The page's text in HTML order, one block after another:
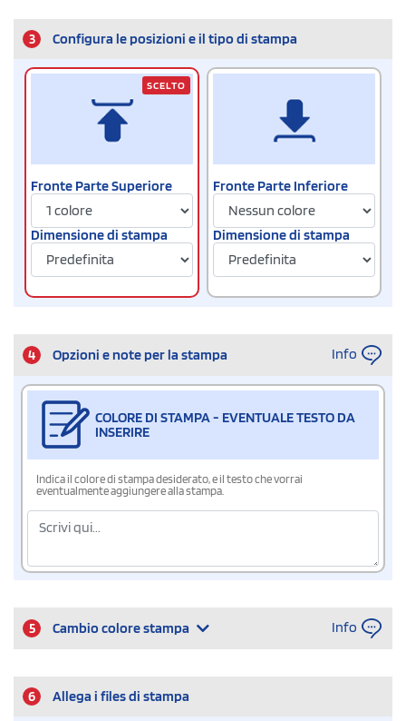
3 Configura le posizioni e il tipo di stampa
Fronte Parte Superiore
Dimensione di stampa
SCELTO
Fronte Parte Inferiore
Dimensione di stampa
4 Opzioni e note per la stampa Info
COLORE DI STAMPA - EVENTUALE TESTO DA
INSERIRE
Indica il colore di stampa desiderato, e il testo che vorrai
eventualmente aggiungere alla stampa.
5 Cambio colore stampa Info
6 Allega i files di stampa